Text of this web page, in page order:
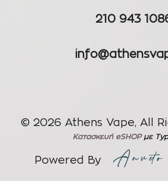
210 943
© 2026 Athens Vape, All
Κατασκευή eSHOPμε
Powered By